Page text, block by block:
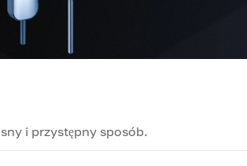
i przystępny sposób.